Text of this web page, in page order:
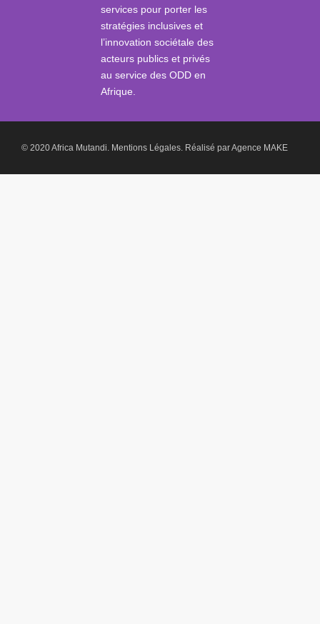
services pour porter les
stratégies inclusives et
l’innovation sociétale des
acteurs publics et privés
au service des ODD en
Afrique.
© 2020 Africa Mutandi. Mentions Légales. Réalisé parAgence MAKE